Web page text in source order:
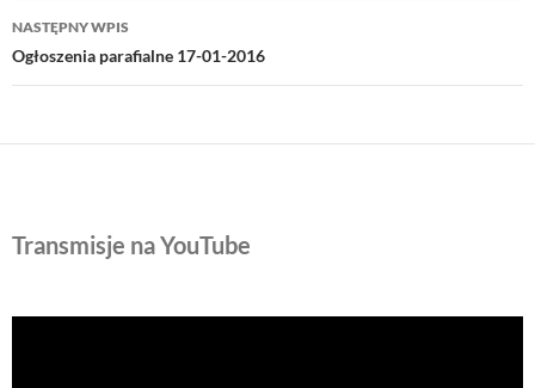
NASTĘPNY WPIS
Ogłoszenia parafialne 17-01-2016
Transmisje na YouTube